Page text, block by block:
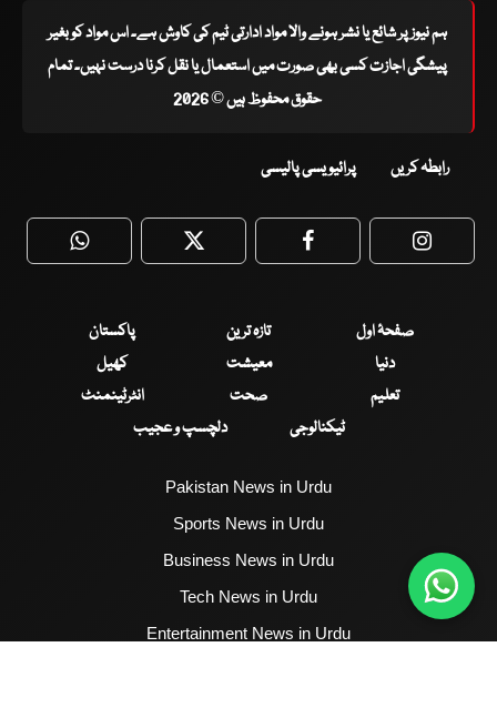
ہم نیوز پر شائع یا نشر ہونے والا مواد ادارتی ٹیم کی کاوش ہے۔ اس مواد کو بغیر
پیشگی اجازت کسی بھی صورت میں استعمال یا نقل کرنا درست نہیں۔ تمام
حقوق محفوظ ہیں © 2026
رابطہ کریں پرائیویسی پالیسی
WhatsApp Twitter Facebook
صفحۂ اول تازہ ترین
پاکستان
دنیا
معیشت
کھیل
تعلیم
صحت
انٹرٹینمنٹ
ٹیکنالوجی
دلچسپ و عجیب
Pakistan News in Urdu
Sports News in Urdu
Business News in Urdu
Tech News in Urdu
Entertainment News in Urdu